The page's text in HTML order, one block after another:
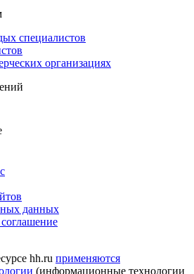
специалистов
организациях
данных
hh.ru применяются
(информационные технологии